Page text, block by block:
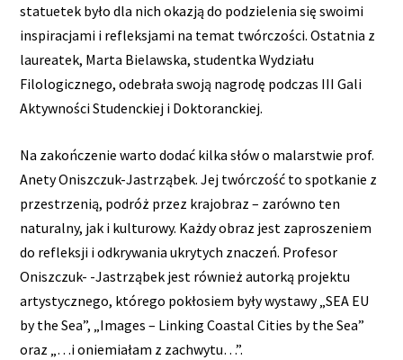
statuetek było dla nich okazją do podzielenia się swoimi
inspiracjami i refleksjami na temat twórczości. Ostatnia z
laureatek, Marta Bielawska, studentka Wydziału
Filologicznego, odebrała swoją nagrodę podczas III Gali
Aktywności Studenckiej i Doktoranckiej.
Na zakończenie warto dodać kilka słów o malarstwie prof.
Anety Oniszczuk-Jastrząbek. Jej twórczość to spotkanie z
przestrzenią, podróż przez krajobraz – zarówno ten
naturalny, jak i kulturowy. Każdy obraz jest zaproszeniem
do refleksji i odkrywania ukrytych znaczeń. Profesor
Oniszczuk- -Jastrząbek jest również autorką projektu
artystycznego, którego pokłosiem były wystawy „SEA EU
by the Sea”, „Images – Linking Coastal Cities by the Sea”
oraz „…i oniemiałam z zachwytu…”.